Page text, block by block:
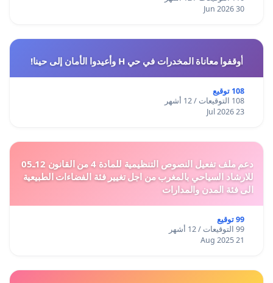
30 Jun 2026
أوقفوا معاناة المخدرات في حي H وأعيدوا الأمان إلى حينا!
108 توقيع
108 التوقيعات / 12 أشهر
23 Jul 2026
دعم ملف تفعيل النصوص التنظيمية للمادة 4 من القانون 12ـ05
للارشاد السياحي بالمغرب من اجل تغيير فئة الفضاءات الطبيعية
الى فئة المدن والمدارات
99 توقيع
99 التوقيعات / 12 أشهر
21 Aug 2025